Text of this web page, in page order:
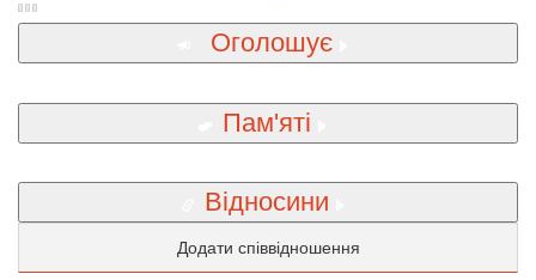
Оголошує
Пам'яті
Відносини
Додати співвідношення